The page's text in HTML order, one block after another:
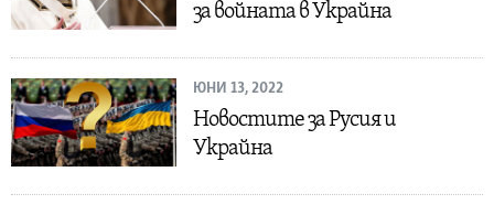
за войната в Украйна
ЮНИ 13, 2022
Новостите за Русия и
Украйна